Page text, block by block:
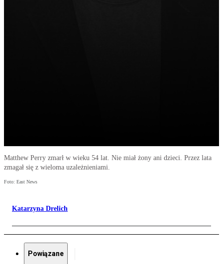
Matthew Perry zmarł w wieku 54 lat. Nie miał żony ani dzieci. Przez lata
zmagał się z wieloma uzależnieniami.
Foto: East News
Katarzyna Drelich
Powiązane